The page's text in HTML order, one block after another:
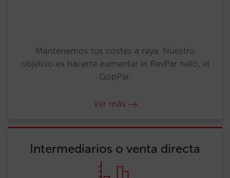
Mantenemos tus costes a raya. Nuestro
objetivo es hacerte aumentar el RevPar neto, el
GopPar.
Ver más
Intermediarios o venta directa